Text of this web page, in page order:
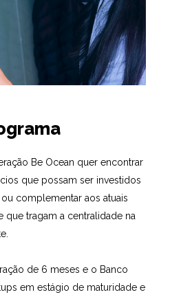
Be Ocean quer encontrar
que possam ser investidos
complementar aos atuais
tragam a centralidade na
de 6 meses e o Banco
em estágio de maturidade e